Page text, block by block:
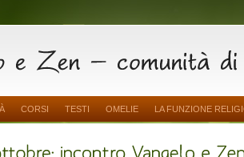
CORSI TESTI OMELIE LA FUNZIONE